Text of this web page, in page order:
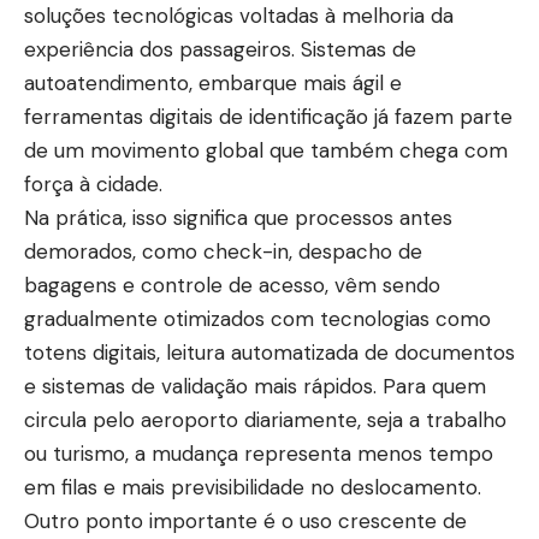
soluções tecnológicas voltadas à melhoria da
experiência dos passageiros. Sistemas de
autoatendimento, embarque mais ágil e
ferramentas digitais de identificação já fazem parte
de um movimento global que também chega com
força à cidade.
Na prática, isso significa que processos antes
demorados, como check-in, despacho de
bagagens e controle de acesso, vêm sendo
gradualmente otimizados com tecnologias como
totens digitais, leitura automatizada de documentos
e sistemas de validação mais rápidos. Para quem
circula pelo aeroporto diariamente, seja a trabalho
ou turismo, a mudança representa menos tempo
em filas e mais previsibilidade no deslocamento.
Outro ponto importante é o uso crescente de